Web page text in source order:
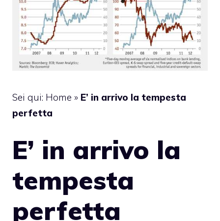
Sei qui: Home » E’ in arrivo la tempesta
perfetta
E’ in arrivo la
tempesta
perfetta